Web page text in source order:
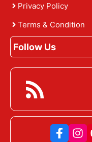
Privacy Policy
Terms & Condition
Follow Us